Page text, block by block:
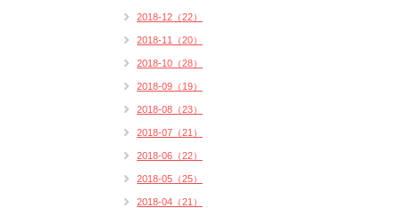
2018-12（22）
2018-11（20）
2018-10（28）
2018-09（19）
2018-08（23）
2018-07（21）
2018-06（22）
2018-05（25）
2018-04（21）